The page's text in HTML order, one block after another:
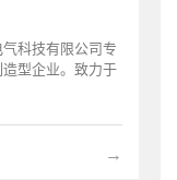
科技有限公司专
型企业。致力于
→